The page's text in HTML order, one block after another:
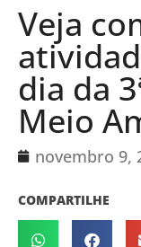
Veja
dia da
Meio
novembro 9,
COMPARTILHE